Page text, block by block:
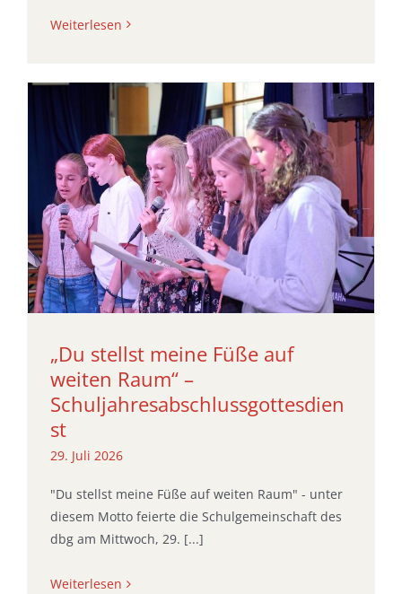
Weiterlesen
„Du stellst meine Füße auf
weiten Raum“ –
Schuljahresabschlussgottesdien
st
29. Juli 2026
"Du stellst meine Füße auf weiten Raum" - unter
diesem Motto feierte die Schulgemeinschaft des
dbg am Mittwoch, 29. [...]
Weiterlesen